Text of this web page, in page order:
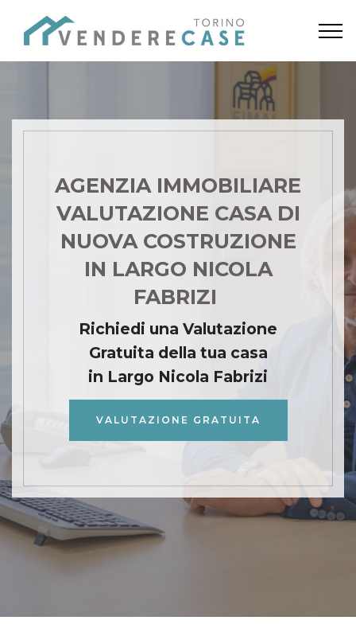
AGENZIA IMMOBILIARE
VALUTAZIONE CASA DI
NUOVA COSTRUZIONE
IN LARGO NICOLA
FABRIZI
Richiedi una Valutazione
Gratuita della tua casa
in Largo Nicola Fabrizi
VALUTAZIONE GRATUITA